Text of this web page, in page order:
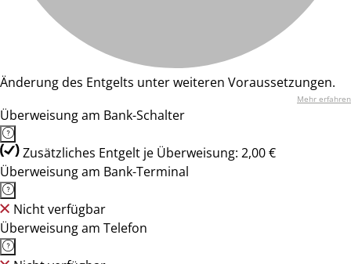
Änderung des Entgelts unter weiteren Voraussetzungen.
Mehr erfahren
Überweisung am Bank-Schalter
Zusätzliches Entgelt je Überweisung: 2,00 €
Überweisung am Bank-Terminal
Nicht verfügbar
Überweisung am Telefon